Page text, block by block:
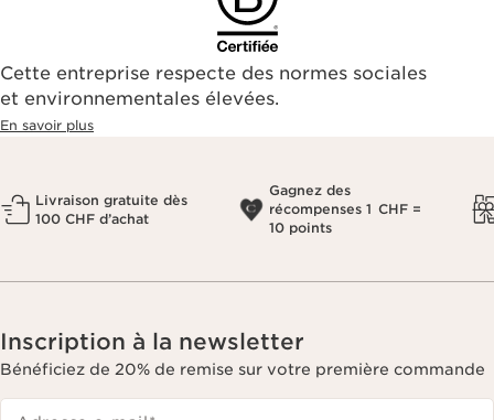
Cette entreprise respecte des normes sociales
et environnementales élevées.
En savoir plus
Livraison gratuite dès
100 CHF d’achat
Gagnez des
récompenses 1 CHF =
10 points
Inscription à la newsletter
Bénéficiez de 20% de remise sur votre première commande